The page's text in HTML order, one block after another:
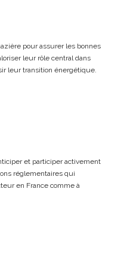
pour assurer les bonnes
leur rôle central dans
leur transition énergétique.
et participer activement
réglementaires qui
en France comme à